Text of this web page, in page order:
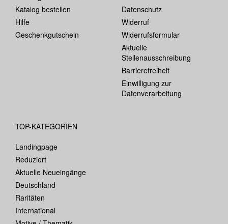
Katalog bestellen
Hilfe
Geschenkgutschein
Datenschutz
Widerruf
Widerrufsformular
Aktuelle
Stellenausschreibung
Barrierefreiheit
Einwilligung zur
Datenverarbeitung
TOP-KATEGORIEN
Landingpage
Reduziert
Aktuelle Neueingänge
Deutschland
Raritäten
International